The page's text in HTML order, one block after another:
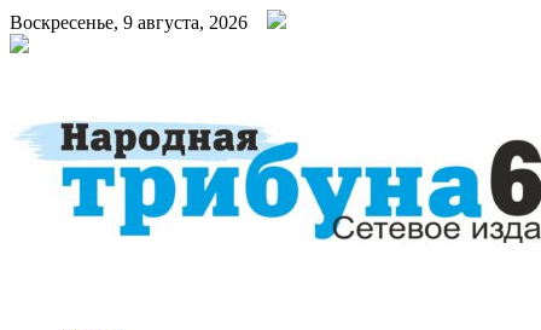
Воскресенье, 9 августа, 2026